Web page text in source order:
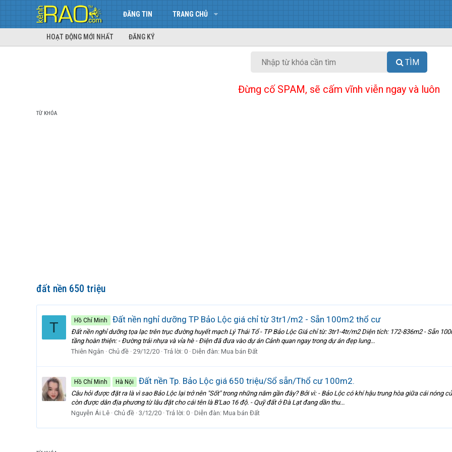
ĐĂNG TIN TRANG CHỦ
HOẠT ĐỘNG MỚI NHẤT ĐĂNG KÝ
TÌM
Đừng cố SPAM, sẽ cấm vĩnh viễn ngay và luôn
TỪ KHÓA
đất nền 650 triệu
T Hồ Chí Minh Đất nền nghỉ dưỡng TP Bảo Lộc giá chỉ từ 3tr1/m2 - Sẵn 100m2 thổ cư
Đất nền nghỉ dưỡng tọa lạc trên trục đường huyết mạch Lý Thái Tổ - TP Bảo Lộc Giá chỉ từ: 3tr1-4tr/m2 Diện tích: 172-836m2 - Sẵn
tầng hoàn thiện: - Đường trải nhựa và vỉa hè - Điện đã đưa vào dự án Cảnh quan ngay trong dự án đẹp lung...
Thiên Ngân
Chủ đề 29/12/20 Trả lời: 0 Diễn đàn: Mua bán Đất
Hồ Chí Minh Hà Nội Đất nền Tp. Bảo Lộc giá 650 triệu/Sổ sẵn/Thổ cư 100m2.
Câu hỏi được đặt ra là vì sao Bảo Lộc lại trở nên "Sốt" trong những năm gần đây? Bởi vì: - Bảo Lộc có khí hậu trung hòa giữa cái nóng
còn được dân địa phương từ lâu đặt cho cái tên là B'Lao 16 độ. - Quỹ đất ở Đà Lạt đang dần thu...
Nguyễn Ái Lê Chủ đề 3/12/20 Trả lời: 0 Diễn đàn: Mua bán Đất